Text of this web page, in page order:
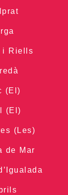
i Riells
(El)
(El)
(Les)
de Mar